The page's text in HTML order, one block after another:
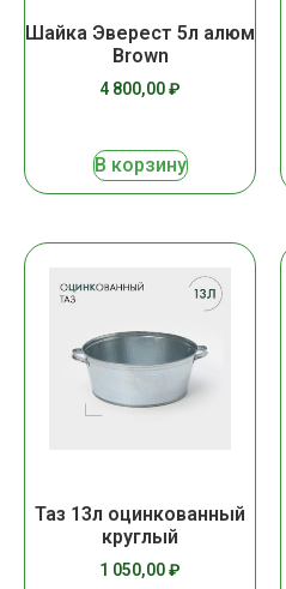
Шайка Эверест 5л алюм
Brown
4 800,00₽
В корзину
Таз 13л оцинкованный
круглый
1 050,00₽